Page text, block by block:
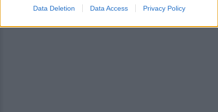
Data Deletion Data Access Privacy Policy